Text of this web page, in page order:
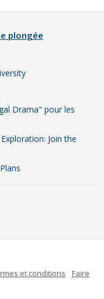
plongée
Drama" pour les
Join the
et conditions
Faire